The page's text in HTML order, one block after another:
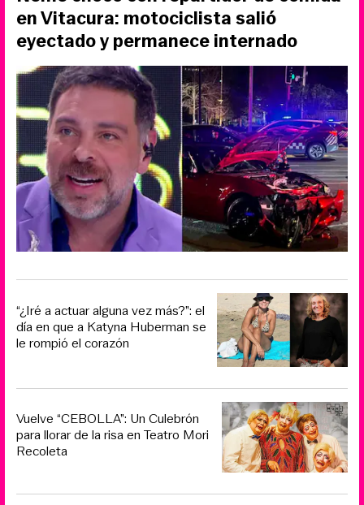
en Vitacura: motociclista salió
eyectado y permanece internado
“¿Iré a actuar alguna vez más?”: el
día en que a Katyna Huberman se
le rompió el corazón
Vuelve “CEBOLLA”: Un Culebrón
para llorar de la risa en Teatro Mori
Recoleta